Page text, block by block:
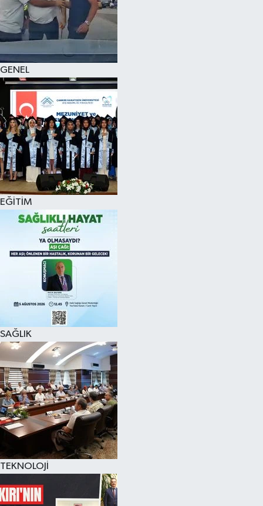
GENEL
EĞİTİM
SAĞLIK
TEKNOLOJİ
KÜLTÜR SANAT
SAĞLIK
SİYASET
SPOR
TEKNOLOJİ
VİZYONDAKİLER
YAŞAM